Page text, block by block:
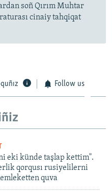
soñ Qırım Muhtar
cinaiy tahqiqat
Follow us
eki künde taşlap kettim".
qorqusı rusiyelilerni
quva